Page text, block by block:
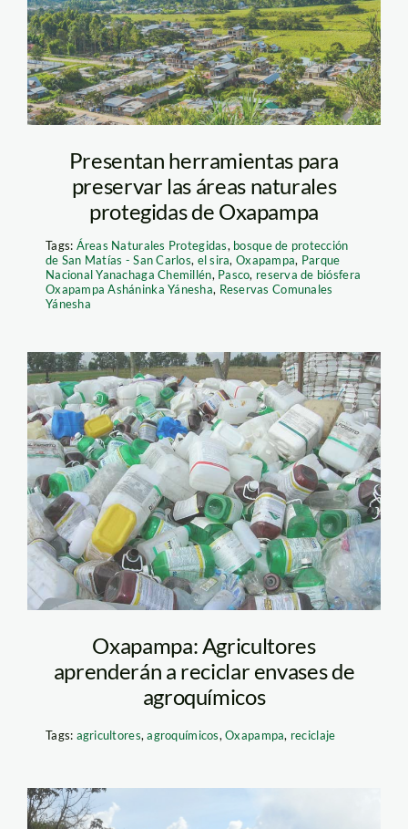
Presentan herramientas para
preservar las áreas naturales
protegidas de Oxapampa
Tags: Áreas Naturales Protegidas, bosque de protección
de San Matías - San Carlos, el sira, Oxapampa, Parque
Nacional Yanachaga Chemillén, Pasco, reserva de biósfera
Oxapampa Asháninka Yánesha, Reservas Comunales
Yánesha
agroquimicos—
agroargentina
Oxapampa: Agricultores
aprenderán a reciclar envases de
agroquímicos
Tags: agricultores,agroquímicos,Oxapampa, reciclaje